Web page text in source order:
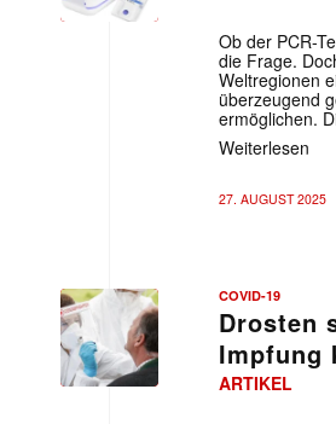
Ob der PCR-
die Frage.
Weltregionen
überzeugend
ermöglichen.
Weiterlesen
27. AUGUST 2025
COVID-19
Drosten
Impfung
ARTIKEL